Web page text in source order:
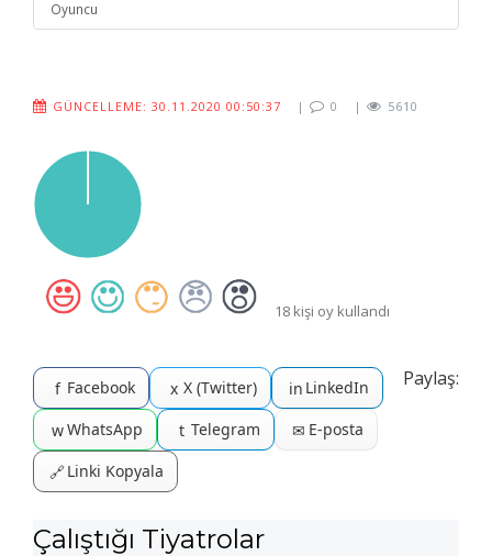
Oyuncu
GÜNCELLEME: 30.11.2020 00:50:37 | 0 | 5610
18 kişi oy kullandı
Paylaş:
f Facebook x X (Twitter) in LinkedIn
wWhatsApp t Telegram ✉ E-posta
🔗Linki Kopyala
Çalıştığı Tiyatrolar